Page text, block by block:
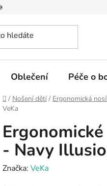
Kontakty na prodejny
Oblečení Péče o
Domů
/ Nošení dětí / Ergonomická
VeKa
- Navy
Značka: VeKa